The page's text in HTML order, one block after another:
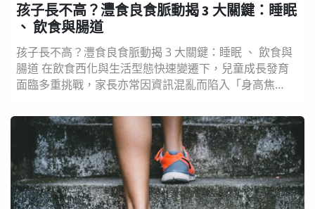
孩子長不高？灃食良食脈動揭 3 大關鍵：睡眠
、 飲食與腸道
孩子長不高？灃食良食脈動揭 3 大關鍵：睡眠 、 飲食與
腸道 在飲食​西化與生活型態快速變遷下，兒童成長發育
面臨多重挑戰，家長亦常因資訊混亂而陷入「身高焦
康未來：8-12歲關鍵飲食決策》為年​度主軸辦理四場系列
講座，首場講座以《掌握成長3大關鍵：長高營養 X 腸道
健康 X 生活節律》為題，邀請兒童生長發育專家楊晨醫
師、臺北醫學大學營養學院院長謝榮鴻...